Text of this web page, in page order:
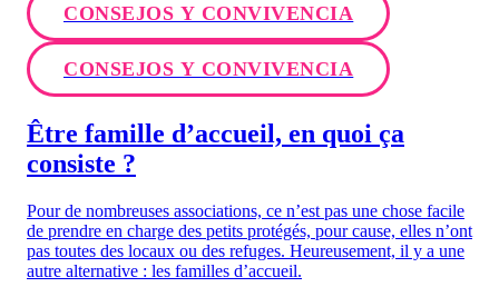
CONSEJOS Y CONVIVENCIA
CONSEJOS Y CONVIVENCIA
Être famille d’accueil, en quoi ça
consiste ?
Pour de nombreuses associations, ce n’est pas une chose facile
de prendre en charge des petits protégés, pour cause, elles n’ont
pas toutes des locaux ou des refuges. Heureusement, il y a une
autre alternative : les familles d’accueil.